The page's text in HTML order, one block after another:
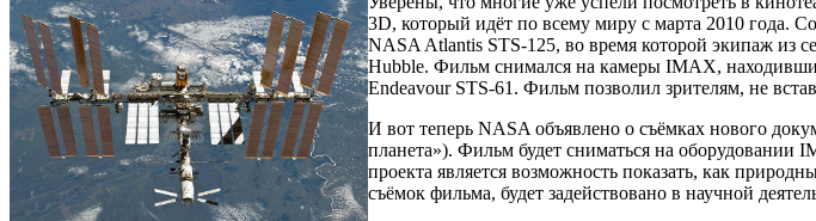
3D, который идёт по всему миру с марта 2010 года.
NASA Atlantis STS-125, во время которой экипаж из
Hubble. Фильм снимался на камеры IMAX,
Endeavour STS-61. Фильм позволил зрителям, не
И вот теперь NASA объявлено о съёмках нового
планета»). Фильм будет сниматься на
проекта является возможность показать, как
съёмок фильма, будет задействовано в научной